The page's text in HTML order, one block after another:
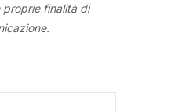
proprie finalità di